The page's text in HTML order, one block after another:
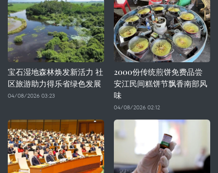
宝石湿地森林焕发新活力 社
区旅游助力得乐省绿色发展
04/08/2026 03:23
2000份传统煎饼免费品尝
安江民间糕饼节飘香南部风
味
04/08/2026 02:12